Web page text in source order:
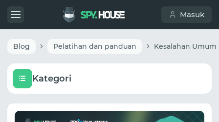
Masuk
Blog Pelatihan dan panduan
Kategori